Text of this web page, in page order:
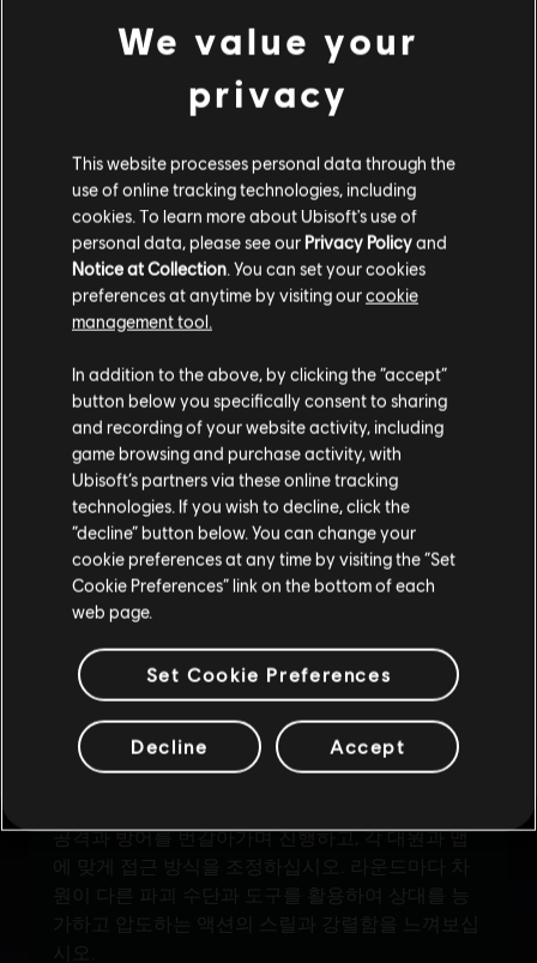
고객님은 미국에 위치하고 있다고 생각합니다.
구매를 위해 로컬 지역의 상점을 방문하십시오.
현재 스토어 유지
위치 업데이트
We value your
privacy
This website processes personal data through the
use of online tracking technologies, including
cookies. To learn more about Ubisoft's use of
personal data, please see our Privacy Policyand
Notice at Collection. You can set your cookies
preferences at anytime by visiting ourcookie
management tool.
In addition to the above, by clicking the “accept”
button below you specifically consent to sharing
and recording of your website activity, including
game browsing and purchase activity, with
Ubisoft’s partners via these online tracking
technologies. If you wish to decline, click the
“decline” button below. You can change your
cookie preferences at any time by visiting the “Set
Cookie Preferences” link on the bottom of each
web page.
Set Cookie Preferences
Decline Accept